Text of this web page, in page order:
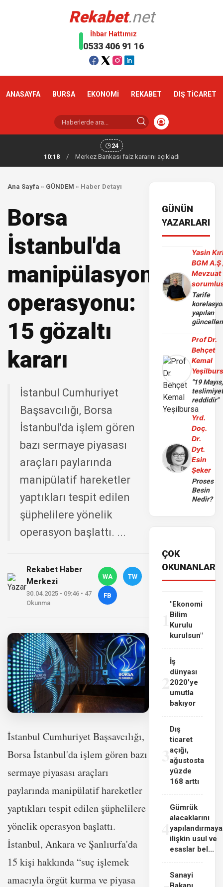
Rekabet.net
İhbar Hattımız
0533 406 91 16
ANASAYFA BURSA EKONOMİ REKABET DIŞ TİCARET
24
10:18
/ Merkez Bankası faiz kararını açıkladı
Ana Sayfa » GÜNDEM » Haber Detayı
Borsa
İstanbul'da
manipülasyon
operasyonu:
15 gözaltı
kararı
İstanbul Cumhuriyet
Başsavcılığı, Borsa
İstanbul'da işlem gören
bazı sermaye piyasası
araçları paylarında
manipülatif hareketler
yaptıkları tespit edilen
şüphelilere yönelik
operasyon başlattı. ...
Rekabet Haber
Merkezi
30.04.2025 - 09:46 • 47
Okunma
WA TW
FB
İstanbul Cumhuriyet Başsavcılığı,
Borsa İstanbul'da işlem gören bazı
sermaye piyasası araçları
paylarında manipülatif hareketler
yaptıkları tespit edilen şüphelilere
yönelik operasyon başlattı.
İstanbul, Ankara ve Şanlıurfa'da
15 kişi hakkında “suç işlemek
amacıyla örgüt kurma ve piyasa
GÜNÜN
YAZARLARI
Yasin
BGM A.Ş
Mevzuat
Tarife
yapılan
Prof Dr.
Behçet
Kemal
"19 Mayıs,
reddidir"
Yrd.
Doç.
Dr.
Dyt.
Esin
Şeker
Proses
Besin
Nedir?
ÇOK
OKUNANLAR
"Ekonomi
Bilim
Kurulu
kurulsun"
İş
dünyası
2020'ye
umutla
bakıyor
3
Dış
ticaret
açığı,
ağustosta
yüzde
168 arttı
4
Gümrük
alacaklarını
yapılandırmaya
ilişkin usul ve
esaslar bel...
Sanayi